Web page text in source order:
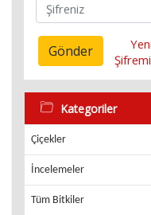
Gönder
Kategoriler
Çiçekler
İncelemeler
Tüm Bitkiler